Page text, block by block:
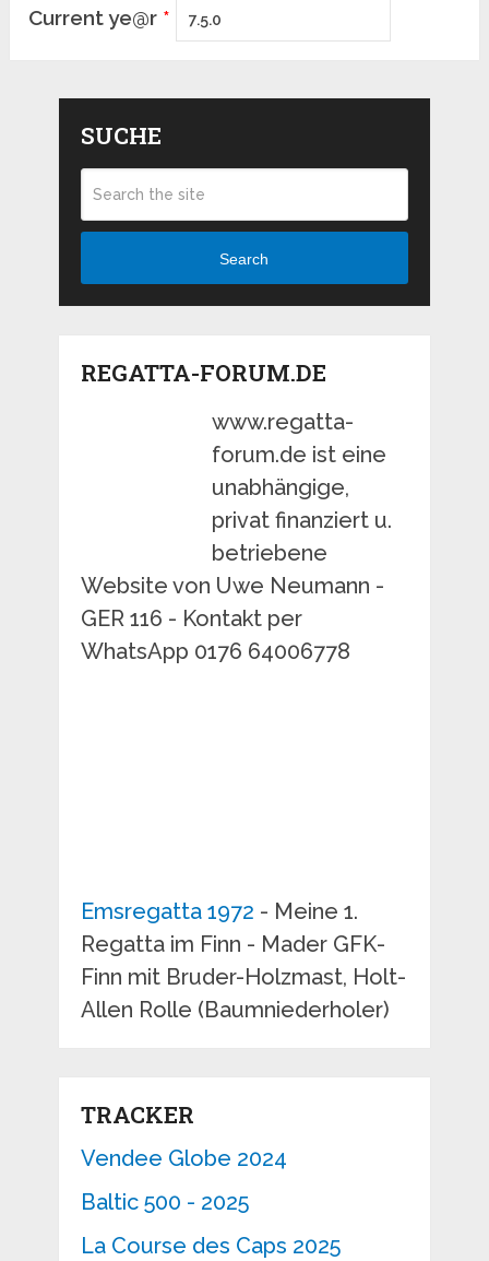
Current ye@r *
SUCHE
Search
REGATTA-FORUM.DE
www.regatta-
forum.de ist eine
unabhängige,
privat finanziert u.
betriebene
Website von Uwe Neumann -
GER 116 - Kontakt per
WhatsApp 0176 64006778
Emsregatta 1972 - Meine 1.
Regatta im Finn - Mader GFK-
Finn mit Bruder-Holzmast, Holt-
Allen Rolle (Baumniederholer)
TRACKER
Vendee Globe 2024
Baltic 500 - 2025
La Course des Caps 2025